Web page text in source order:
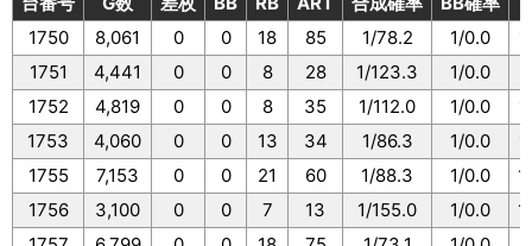
1750
8,061 0 0 18 85 1/78.2 1/0.0
1751
4,441 0 0 8 28 1/123.3 1/0.0
1752
4,819 0 0 8 35 1/112.0 1/0.0
1753
4,060 0 0 13 34 1/86.3 1/0.0
1755
7,153 0 0 21 60 1/88.3 1/0.0
1756
3,100 0 0 7 13 1/155.0 1/0.0